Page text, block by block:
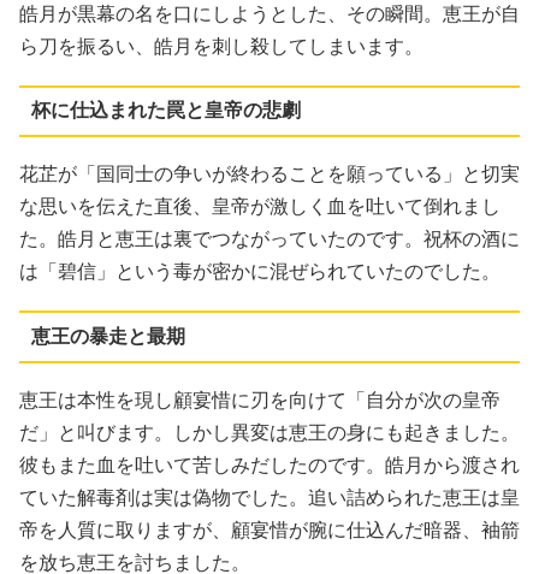
皓月が黒幕の名を口にしようとした、その瞬間。恵王が自
ら刀を振るい、皓月を刺し殺してしまいます。
杯に仕込まれた罠と皇帝の悲劇
花芷が「国同士の争いが終わることを願っている」と切実
な思いを伝えた直後、皇帝が激しく血を吐いて倒れまし
た。皓月と恵王は裏でつながっていたのです。祝杯の酒に
は「碧信」という毒が密かに混ぜられていたのでした。
恵王の暴走と最期
恵王は本性を現し顧宴惜に刃を向けて「自分が次の皇帝
だ」と叫びます。しかし異変は恵王の身にも起きました。
彼もまた血を吐いて苦しみだしたのです。皓月から渡され
ていた解毒剤は実は偽物でした。追い詰められた恵王は皇
帝を人質に取りますが、顧宴惜が腕に仕込んだ暗器、袖箭
を放ち恵王を討ちました。